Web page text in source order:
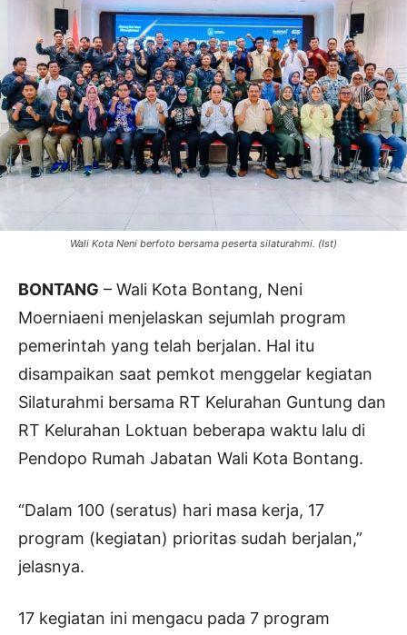
Wali Kota Neni berfoto bersama peserta silaturahmi. (Ist)
BONTANG – Wali Kota Bontang, Neni
Moerniaeni menjelaskan sejumlah program
pemerintah yang telah berjalan. Hal itu
disampaikan saat pemkot menggelar kegiatan
Silaturahmi bersama RT Kelurahan Guntung dan
RT Kelurahan Loktuan beberapa waktu lalu di
Pendopo Rumah Jabatan Wali Kota Bontang.
“Dalam 100 (seratus) hari masa kerja, 17
program (kegiatan) prioritas sudah berjalan,”
jelasnya.
17 kegiatan ini mengacu pada 7 program